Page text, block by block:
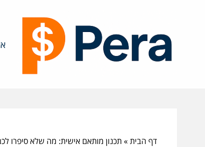
דף הבית» תכנון מותאם אישית: מה שלא סיפרו